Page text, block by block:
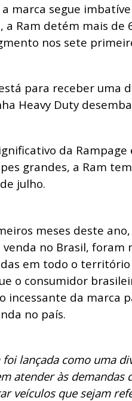
marca segue
a Ram detém mais de
nos sete
para receber uma
Heavy Duty
da Rampage
grandes, a Ram
julho.
meses deste
no Brasil, foram
em todo o
o consumidor
incessante da marca
no país.
lançada como uma
atender às demandas
veículos que sejam